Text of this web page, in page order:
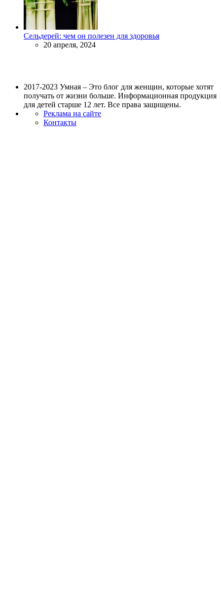
Сельдерей: чем он полезен для здоровья
20 апреля, 2024
2017-2023 Умная – Это блог для женщин, которые хотят
получать от жизни больше. Информационная продукция
для детей старше 12 лет. Все права защищены.
Реклама на сайте
Контакты